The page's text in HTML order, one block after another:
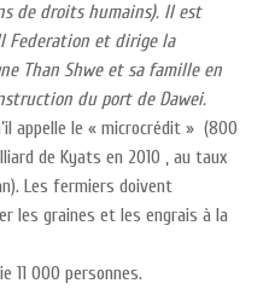
de droits humains). Il est
Federation et dirige la
Than Shwe et sa famille en
du port de Dawei.
appelle le « microcrédit » (800
de Kyats en 2010 , au taux
Les fermiers doivent
les graines et les engrais à la
11 000 personnes.